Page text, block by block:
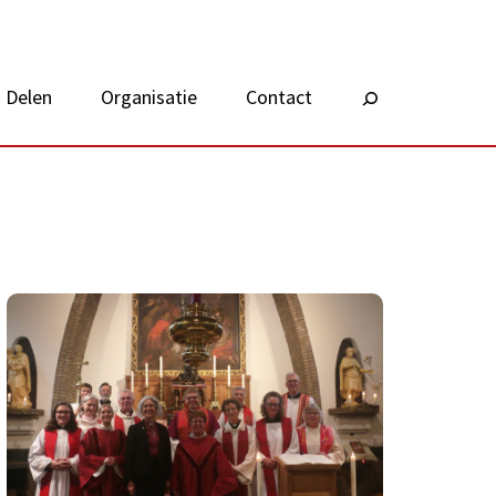
Delen Organisatie Contact Zoeken